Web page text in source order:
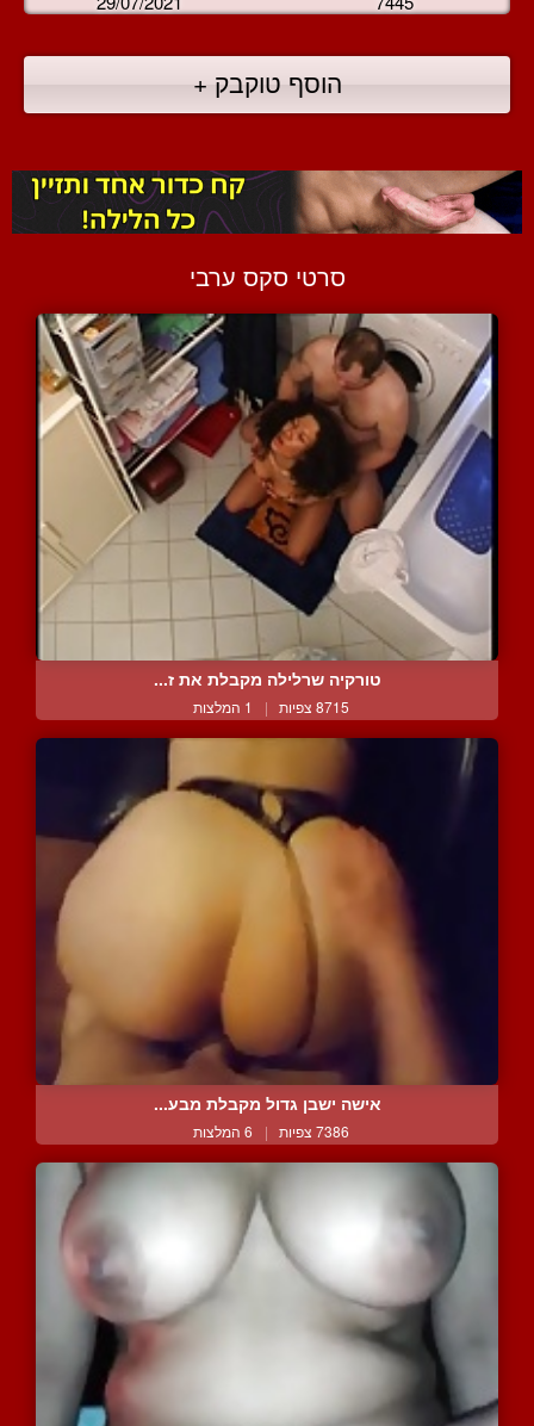
הוסף טוקבק +
סרטי סקס ערבי
טורקיה שרלילה מקבלת את ז...
8715 צפיות | 1 המלצות
אישה ישבן גדול מקבלת מבע...
7386 צפיות | 6 המלצות